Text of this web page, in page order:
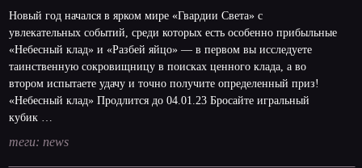
Новый год начался в ярком мире «Гвардии Света» с
увлекательных событий, среди которых есть особенно прибыльные
«Небесный клад» и «Разбей яйцо» — в первом вы исследуете
таинственную сокровищницу в поисках ценного клада, а во
втором испытаете удачу и точно получите определенный приз!
«Небесный клад» Продлится до 04.01.23 Бросайте игральный
кубик …
теги: news